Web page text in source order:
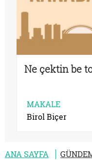
Ne çektin be
MAKALE
Birol Biçer
ANA SAYFA